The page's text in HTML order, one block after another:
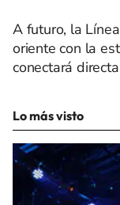
A futuro, la
oriente con la
conectará
Lo más visto